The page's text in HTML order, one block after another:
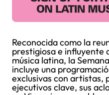
Reconocida como la
prestigiosa e influyente
música latina, la
incluye una
exclusivas con artistas,
ejecutivos clave, sus